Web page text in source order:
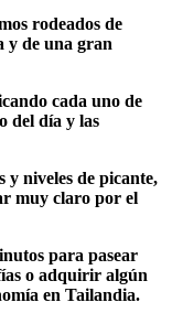
rodeados de
y de una gran
cada uno de
del día y las
y niveles de picante,
muy claro por el
para pasear
o adquirir algún
en Tailandia.